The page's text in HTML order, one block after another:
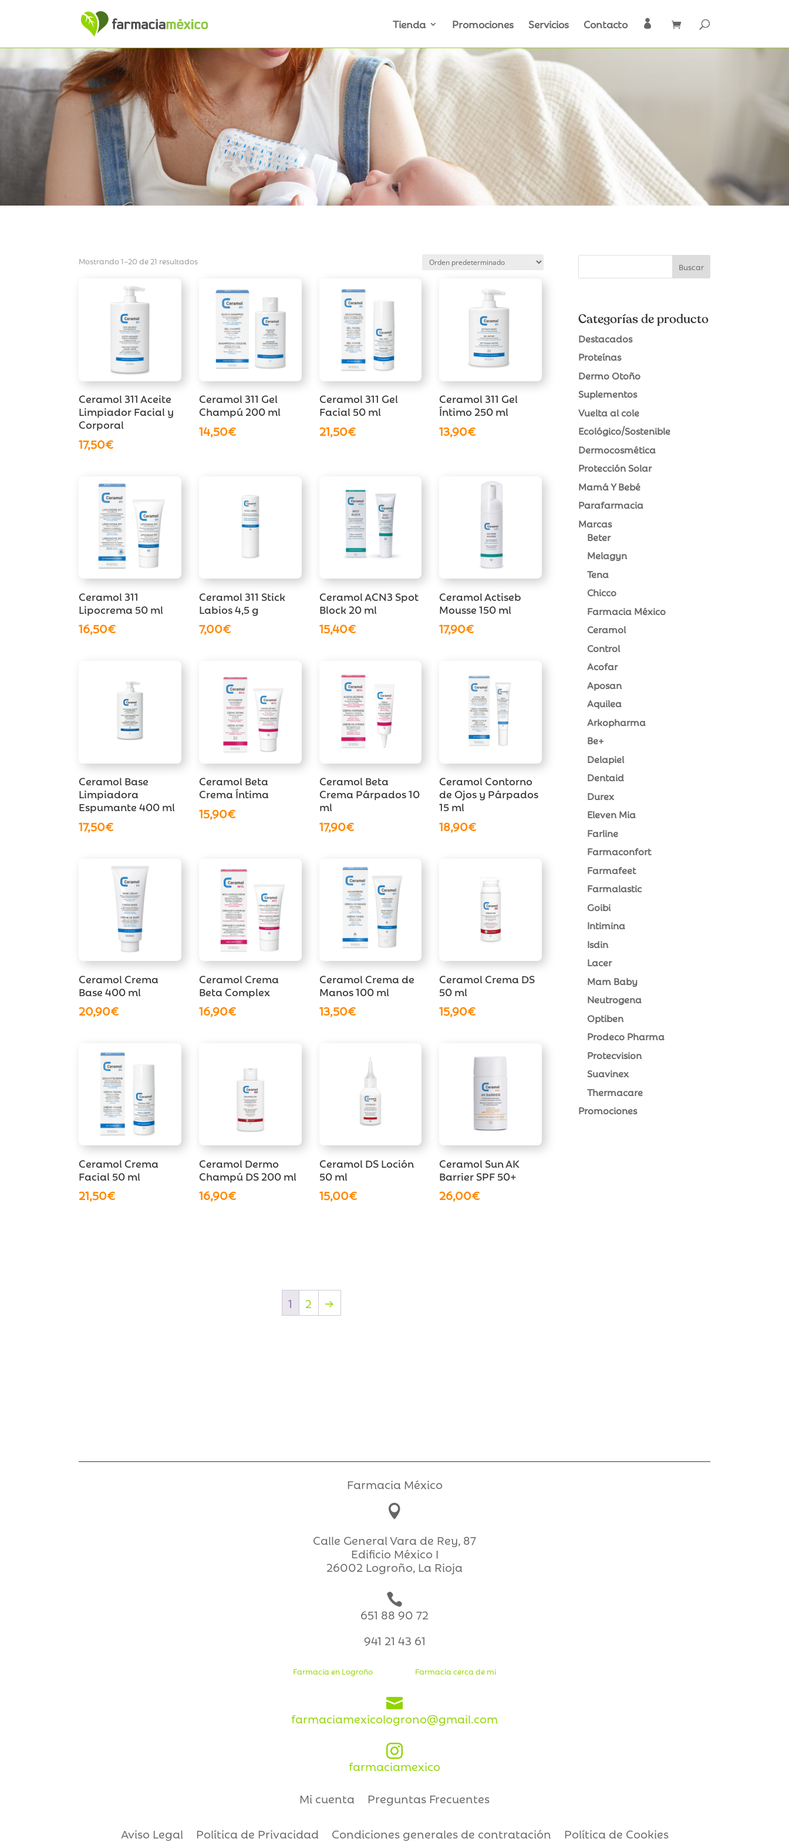
Tienda Promociones Servicios Contacto 
Mostrando 1–20 de 21 resultados
Ceramol 311 Aceite
Limpiador Facial y
Corporal
17,50€
Ceramol 311 Gel
Champú 200 ml
14,50€
Ceramol 311 Gel
Facial 50 ml
21,50€
Ceramol 311 Gel
Íntimo 250 ml
13,90€
Ceramol 311
Lipocrema 50 ml
16,50€
Ceramol 311 Stick
Labios 4,5 g
7,00€
Ceramol ACN3 Spot
Block 20 ml
15,40€
Ceramol Actiseb
Mousse 150 ml
17,90€
Ceramol Base
Limpiadora
Espumante 400 ml
17,50€
Ceramol Beta
Crema Íntima
15,90€
Ceramol Beta
Crema Párpados 10
ml
17,90€
Ceramol Contorno
de Ojos y Párpados
15 ml
18,90€
Ceramol Crema
Base 400 ml
20,90€
Ceramol Crema
Beta Complex
16,90€
Ceramol Crema de
Manos 100 ml
13,50€
Ceramol Crema DS
50 ml
15,90€
Ceramol Crema
Facial 50 ml
21,50€
Ceramol Dermo
Champú DS 200 ml
16,90€
Ceramol DS Loción
50 ml
15,00€
Ceramol Sun AK
Barrier SPF 50+
26,00€
1 2 →
Categorías de producto
Destacados
Proteínas
Dermo Otoño
Suplementos
Vuelta al cole
Ecológico/Sostenible
Dermocosmética
Protección Solar
Mamá Y Bebé
Parafarmacia
Marcas
Beter
Melagyn
Tena
Chicco
Farmacia México
Ceramol
Control
Acofar
Aposan
Aquilea
Arkopharma
Be+
Delapiel
Dentaid
Durex
Eleven Mia
Farline
Farmaconfort
Farmafeet
Farmalastic
Goibi
Intimina
Isdin
Lacer
Mam Baby
Neutrogena
Optiben
Prodeco Pharma
Protecvision
Suavinex
Thermacare
Promociones
Farmacia México

Calle General Vara de Rey, 87
Edificio México I
26002 Logroño, La Rioja

651 88 90 72
941 21 43 61
Farmacia en Logroño Farmacia cerca de mi

farmaciamexicologrono@gmail.com

farmaciamexico
Mi cuenta Preguntas Frecuentes
Aviso Legal Política de Privacidad Condiciones generales de contratación Política de Cookies